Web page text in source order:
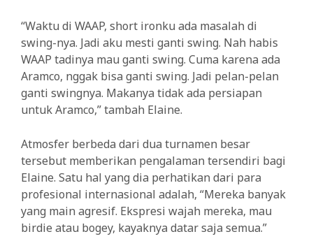
“Waktu di WAAP, short ironku ada masalah di
swing-nya. Jadi aku mesti ganti swing. Nah habis
WAAP tadinya mau ganti swing. Cuma karena ada
Aramco, nggak bisa ganti swing. Jadi pelan-pelan
ganti swingnya. Makanya tidak ada persiapan
untuk Aramco,” tambah Elaine.
Atmosfer berbeda dari dua turnamen besar
tersebut memberikan pengalaman tersendiri bagi
Elaine. Satu hal yang dia perhatikan dari para
profesional internasional adalah, “Mereka banyak
yang main agresif. Ekspresi wajah mereka, mau
birdie atau bogey, kayaknya datar saja semua.”